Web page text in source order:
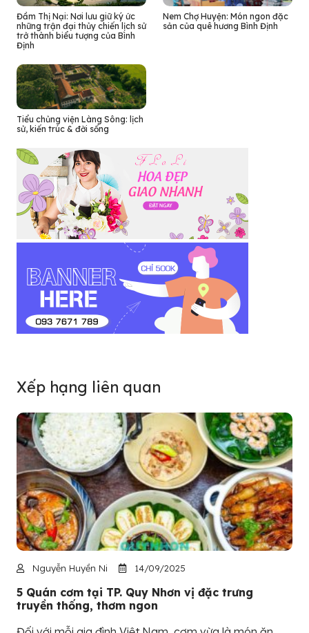
Đầm Thị Nại: Nơi lưu giữ ký ức
những trận đại thủy chiến lịch sử
trở thành biểu tượng của Bình
Định
Nem Chợ Huyện: Món ngon đặc
sản của quê hương Bình Định
Tiểu chủng viện Làng Sông: lịch
sử, kiến trúc & đời sống
Xếp hạng liên quan
Nguyễn Huyền Ni 14/09/2025
5 Quán cơm tại TP. Quy Nhơn vị đặc trưng
truyền thống, thơm ngon